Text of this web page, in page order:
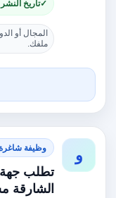
تاريخ النشر
المجال أو
ملفك.
و وظيفة
تطلب جهة
الشارقة